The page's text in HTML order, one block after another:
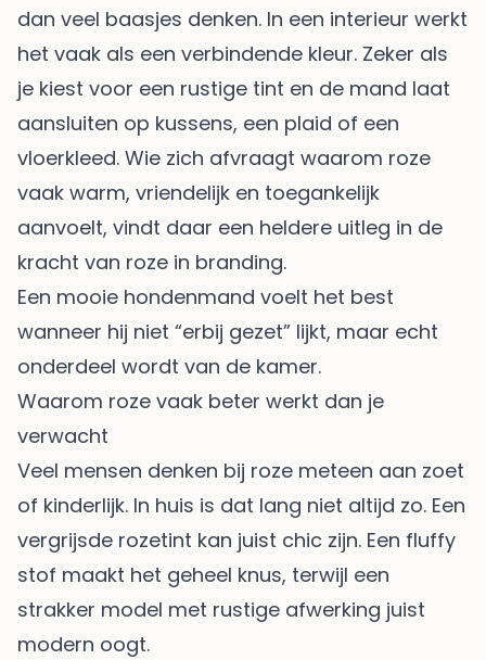
dan veel baasjes denken. In een interieur werkt
het vaak als een verbindende kleur. Zeker als
je kiest voor een rustige tint en de mand laat
aansluiten op kussens, een plaid of een
vloerkleed. Wie zich afvraagt waarom roze
vaak warm, vriendelijk en toegankelijk
aanvoelt, vindt daar een heldere uitleg in de
kracht van roze in branding.
Een mooie hondenmand voelt het best
wanneer hij niet “erbij gezet” lijkt, maar echt
onderdeel wordt van de kamer.
Waarom roze vaak beter werkt dan je
verwacht
Veel mensen denken bij roze meteen aan zoet
of kinderlijk. In huis is dat lang niet altijd zo. Een
vergrijsde rozetint kan juist chic zijn. Een fluffy
stof maakt het geheel knus, terwijl een
strakker model met rustige afwerking juist
modern oogt.